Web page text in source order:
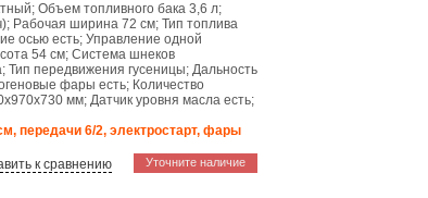
; Объем топливного бака 3,6 л;
; Рабочая ширина 72 см; Тип топлива
осью есть; Управление одной
54 см; Система шнеков
; Тип передвижения гусеницы; Дальность
фары есть; Количество
мм; Датчик уровня масла есть;
передачи 6/2, электростарт, фары
Уточните наличие
к сравнению